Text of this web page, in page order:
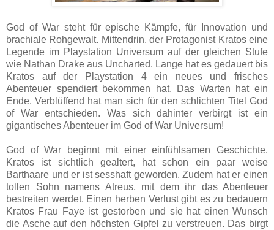
God of War steht für epische Kämpfe, für Innovation und
brachiale Rohgewalt. Mittendrin, der Protagonist Kratos eine
Legende im Playstation Universum auf der gleichen Stufe
wie Nathan Drake aus Uncharted. Lange hat es gedauert bis
Kratos auf der Playstation 4 ein neues und frisches
Abenteuer spendiert bekommen hat. Das Warten hat ein
Ende. Verblüffend hat man sich für den schlichten Titel God
of War entschieden. Was sich dahinter verbirgt ist ein
gigantisches Abenteuer im God of War Universum!
God of War beginnt mit einer einfühlsamen Geschichte.
Kratos ist sichtlich gealtert, hat schon ein paar weise
Barthaare und er ist sesshaft geworden. Zudem hat er einen
tollen Sohn namens Atreus, mit dem ihr das Abenteuer
bestreiten werdet. Einen herben Verlust gibt es zu bedauern
Kratos Frau Faye ist gestorben und sie hat einen Wunsch
die Asche auf den höchsten Gipfel zu verstreuen. Das birgt